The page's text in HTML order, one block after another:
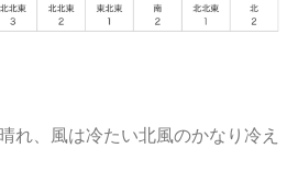
れ、風は冷たい北風のかなり冷え